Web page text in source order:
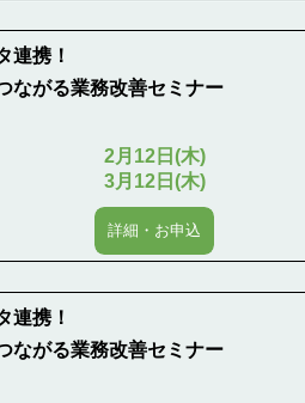
連携！
ながる業務改善セミナー
2月12日(木)
3月12日(木)
詳細・お申込
連携！
ながる業務改善セミナー